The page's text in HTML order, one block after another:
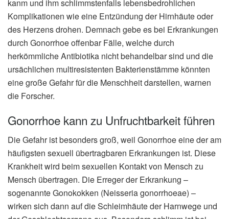
kanm und ihm schlimmstenfalls lebensbedrohlichen
Komplikationen wie eine Entzündung der Hirnhäute oder
des Herzens drohen. Demnach gebe es bei Erkrankungen
durch Gonorrhoe offenbar Fälle, welche durch
herkömmliche Antibiotika nicht behandelbar sind und die
ursächlichen multiresistenten Bakterienstämme könnten
eine große Gefahr für die Menschheit darstellen, warnen
die Forscher.
Gonorrhoe kann zu Unfruchtbarkeit führen
Die Gefahr ist besonders groß, weil Gonorrhoe eine der am
häufigsten sexuell übertragbaren Erkrankungen ist. Diese
Krankheit wird beim sexuellen Kontakt von Mensch zu
Mensch übertragen. Die Erreger der Erkrankung –
sogenannte Gonokokken (Neisseria gonorrhoeae) –
wirken sich dann auf die Schleimhäute der Harnwege und